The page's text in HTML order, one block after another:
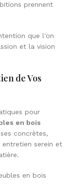
prennent
que l'on
et la vision
de Vos
pour
en bois
concrètes,
serein et
en bois